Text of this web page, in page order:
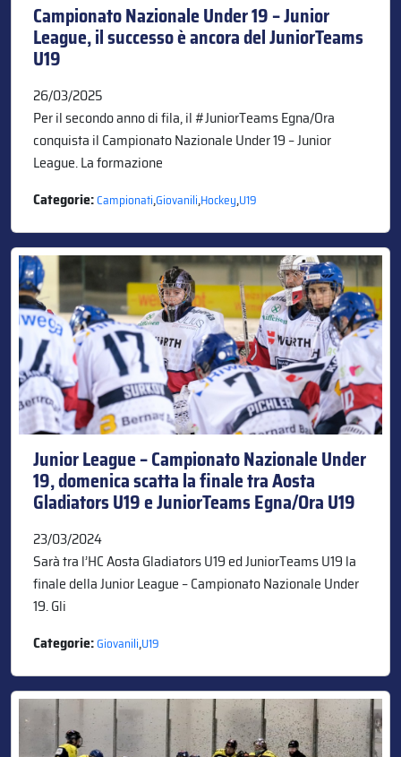
Campionato Nazionale Under 19 – Junior
League, il successo è ancora del JuniorTeams
U19
26/03/2025
Per il secondo anno di fila, il #JuniorTeams Egna/Ora
conquista il Campionato Nazionale Under 19 – Junior
League. La formazione
Categorie:Campionati,Giovanili,Hockey,U19
Junior League – Campionato Nazionale Under
19, domenica scatta la finale tra Aosta
Gladiators U19 e JuniorTeams Egna/Ora U19
23/03/2024
Sarà tra l’HC Aosta Gladiators U19 ed JuniorTeams U19 la
finale della Junior League – Campionato Nazionale Under
19. Gli
Categorie:Giovanili,U19